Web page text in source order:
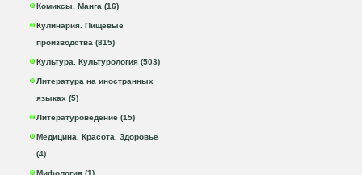
Комиксы. Манга (16)
Кулинария. Пищевые
производства (815)
Культура. Культурология (503)
Литература на иностранных
языках (5)
Литературоведение (15)
Медицина. Красота. Здоровье
(4)
Мифология (1)